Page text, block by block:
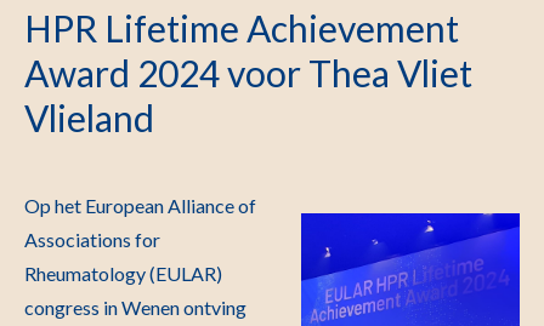
HPR Lifetime Achievement
Award 2024 voor Thea Vliet
Vlieland
Op het European Alliance of
Associations for
Rheumatology (EULAR)
congress in Wenen ontving